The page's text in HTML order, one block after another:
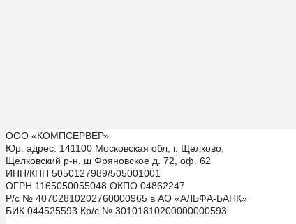
ООО «КОМПСЕРВЕР»
Юр. адрес: 141100 Московская обл, г. Щелково,
Щелковский р-н. ш Фряновское д. 72, оф. 62
ИНН/КПП 5050127989/505001001
ОГРН 1165050055048 ОКПО 04862247
Р/с № 40702810202760000965 в АО «АЛЬФА-БАНК»
БИК 044525593 Кр/с № 30101810200000000593